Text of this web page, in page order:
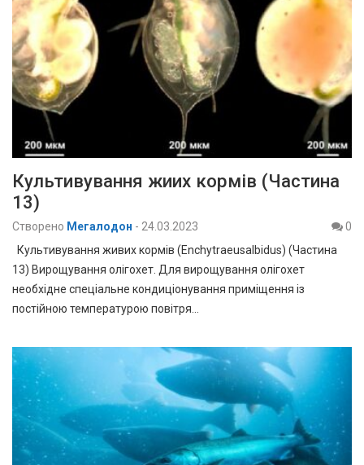
Культивування жиих кормів (Частина
13)
Створено Мегалодон - 24.03.2023
0
Культивування живих кормів (Enchytraeusalbidus) (Частина
13) Вирощування олігохет. Для вирощування олігохет
необхідне спеціальне кондиціонування приміщення із
постійною температурою повітря…